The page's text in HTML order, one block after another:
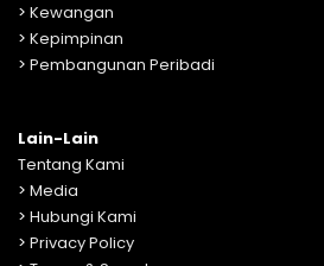
> Kewangan
> Kepimpinan
> Pembangunan Peribadi
Lain-Lain
Tentang Kami
> Media
> Hubungi Kami
> Privacy Policy